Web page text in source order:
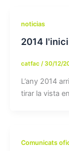
noticias
2014
catfac / 30/12/
L’any 2014
tirar la vista
Comunicats